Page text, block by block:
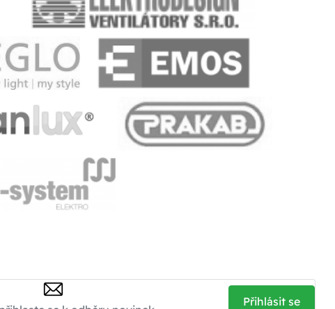
Přihlásit se